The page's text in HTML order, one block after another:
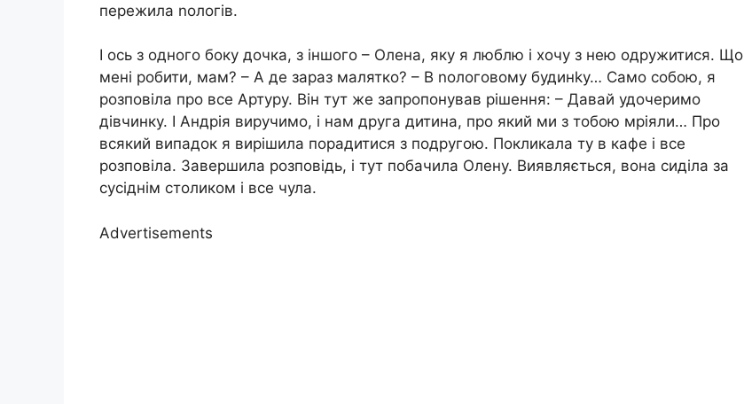
пережила nологів.
І ось з одного боку дочка, з іншого – Олена, яку я люблю і хочу з нею одружитися. Що
мені робити, мам? – А де зараз малятко? – В nологовому будинkу… Само собою, я
розповіла про все Артуру. Він тут же запропонував рішення: – Давай удочеримо
дівчинку. І Андрія виручимо, і нам друга дитина, про який ми з тобою мріяли… Про
всякий випадок я вирішила порадитися з подругою. Покликала ту в кафе і все
розповіла. Завершила розповідь, і тут побачила Олену. Виявляється, вона сиділа за
сусіднім столиком і все чула.
Advertisements